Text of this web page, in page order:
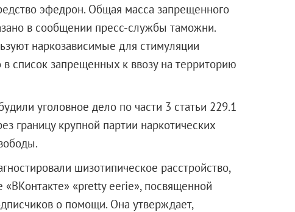
эфедрон. Общая масса запрещенного
в сообщении пресс-службы таможни.
наркозависимые для стимуляции
список запрещенных к ввозу на территорию
уголовное дело по части 3 статьи 229.1
границу крупной партии наркотических
шизотипическое расстройство,
«ВКонтакте» «pretty eerie», посвященной
о помощи. Она утверждает,